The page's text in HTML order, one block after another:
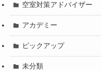
空室対策アドバイザー
アカデミー
ピックアップ
未分類